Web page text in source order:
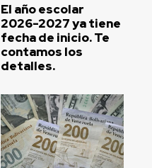
El año escolar
2026-2027 ya tiene
fecha de inicio. Te
contamos los
detalles.